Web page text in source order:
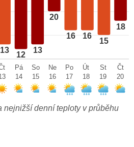
13
12
13
20
16 16
15
18
Pá
14
So
15
Ne
16
Po
17
Út
18
St
19
Čt
20
nejnižší denní teploty v průběhu